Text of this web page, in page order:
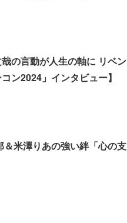
の言動が人生の軸に リベン
ン2024」インタビュー】
米澤りあの強い絆「心の支